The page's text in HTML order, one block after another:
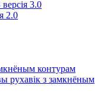
3.0
2.0
контурам
рухавік з замкнёным